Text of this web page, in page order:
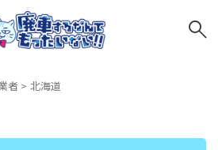
者 > 北海道